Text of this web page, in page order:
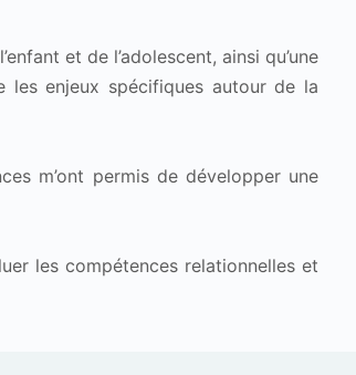
et de l’adolescent, ainsi qu’une
enjeux spécifiques autour de la
m’ont permis de développer une
les compétences relationnelles et